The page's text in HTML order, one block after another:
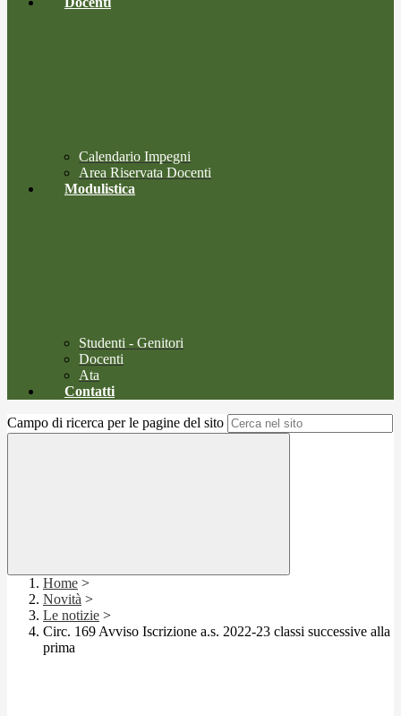
Calendario Impegni
Area Riservata Docenti
Modulistica
Studenti - Genitori
Docenti
Ata
Contatti
Campo di ricerca per le pagine del sito
Home >
Novità >
Le notizie >
Circ. 169 Avviso Iscrizione a.s. 2022-23 classi successive alla
prima